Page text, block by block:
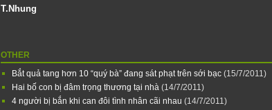
T.Nhung
OTHER
Bắt quả tang hơn 10 “quý bà” đang sát phạt trên sới bạc (15/7/2011)
Hai bố con bị đâm trọng thương tại nhà (14/7/2011)
4 người bị bắn khi can đôi tình nhân cãi nhau (14/7/2011)